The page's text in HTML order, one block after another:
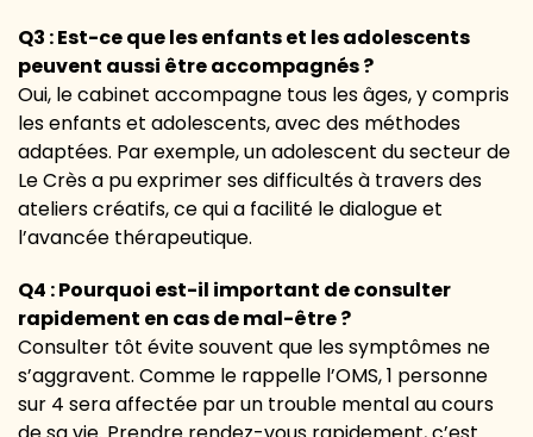
Q3 : Est-ce que les enfants et les adolescents
peuvent aussi être accompagnés ?
Oui, le cabinet accompagne tous les âges, y compris
les enfants et adolescents, avec des méthodes
adaptées. Par exemple, un adolescent du secteur de
Le Crès a pu exprimer ses difficultés à travers des
ateliers créatifs, ce qui a facilité le dialogue et
l’avancée thérapeutique.
Q4 : Pourquoi est-il important de consulter
rapidement en cas de mal-être ?
Consulter tôt évite souvent que les symptômes ne
s’aggravent. Comme le rappelle l’OMS, 1 personne
sur 4 sera affectée par un trouble mental au cours